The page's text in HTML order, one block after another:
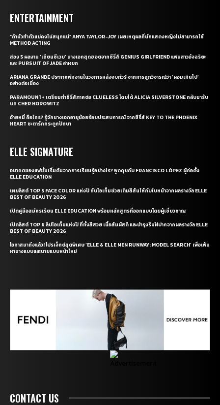
ENTERTAINMENT
“ถ้ามัวทำตัวแย่คงไม่สนุกแน่” ANYA TAYLOR-JOY เผยเหตุผลที่นักแสดงหญิงไม่สามารถใช้
METHOD ACTING
ส่อง 5 ผลงาน ‘เถียนซีเวย’ นางเอกสุดฮอตจากซีรี่ส์ GENIUS GIRLFRIEND แฟนสาวอัจฉริยะ
และ PURSUIT OF JADE ล่าหยก
ARIANA GRANDE ประกาศพักงานในวงการหลังจบทัวร์ จากการถูกวิจารณ์ว่า ‘ผอมเกินไป’
อย่างต่อเนื่อง
PARAMOUNT+ เตรียมทำซีรี่ส์ภาคต่อ CLUELESS โดยได้ ALICIA SILVERSTONE กลับมารับ
บท CHER HOROWITZ
อ้ายหมี่ คือใคร? รู้จักนางเอกอายุน้อยร้อยประสบการณ์ จากซีรี่ส์ KEY TO THE PHOENIX
HEART ชะตารักกระดูกปักษา
ELLE SIGNATURE
อนาคตของแฟชั่นเริ่มต้นจากการเรียนรู้อย่างไร? พูดคุยกับ FRANCISCO LÓPEZ ผู้ก่อตั้ง
ELLE EDUCATION
เผยลิสต์ TOP 5 FACE COLOR แห่งปี กับไอเท็มช่วยเติมสีสันให้กับใบหน้าจากผลรางวัล ELLE
BEST OF BEAUTY 2026
เปิดคู่มือสมัครเรียน ELLE EDUCATION พร้อมหลักสูตรที่ออกแบบโดยผู้เชี่ยวชาญ
เปิดลิสต์ TOP 6 ลิปไอเท็มแห่งปี ที่ทั้งสีสวย เนื้อสัมผัสดี และบำรุงริมฝีปากจากผลรางวัล ELLE
BEST OF BEAUTY 2026
โอกาสมาถึงแล้ว! โปรเจ็กต์สุดพิเศษ ‘ELLE & ELLE MEN RUNWAY: MODEL SEARCH’ เพื่อเฟ้น
หานางแบบและนายแบบหน้าใหม่
CONTACT US